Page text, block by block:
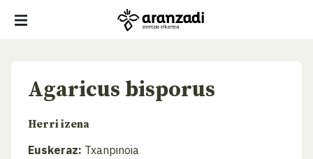
Agaricus bisporus
Herri izena
Euskeraz: Txanpinoia